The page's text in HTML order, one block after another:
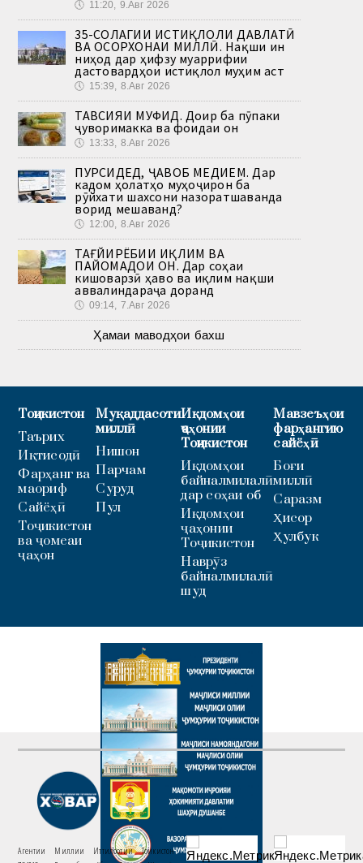
🕔 11:20, 9.Авг 2026
35-СОЛАГИИ ИСТИҚЛОЛИ ДАВЛАТӢ
ВА ОСОРХОНАИ МИЛЛӢ. Нақши ин
ниҳод дар ҳифзу муаррифии
дастовардҳои истиқлол муҳим аст
🕔 15:39, 8.Авг 2026
ТАВСИЯИ МУФИД. Доир ба пӯпаки
ҷуворимакка ва фоидаи он
🕔 13:33, 8.Авг 2026
ПУРСИДЕД, ҶАВОБ МЕДИҲЕМ. Дар
кадом ҳолатҳо муҳоҷирон ба
рӯйхати шахсони назоратшаванда
ворид мешаванд?
🕔 12:00, 8.Авг 2026
ТАҒЙИРЁБИИ ИҚЛИМ ВА
ПАЙОМАДҲОИ ОН. Дар соҳаи
кишоварзӣ ҳаво ва иқлим нақши
аввалиндараҷа доранд
🕔 09:14, 7.Авг 2026
Ҳамаи маводҳои бахш
Тоҷикистон
Таърих
Иқтисодӣ
Фарҳанг ва
маориф
Сайёҳӣ
Тоҷикистон
ва ҷомеаи
ҷаҳон
Муқаддасоти
миллӣ
Нишон
Парчам
Суруд
Пул
Иқдомҳои
ҷаҳонии
Тоҷикистон
Иқдомҳои
байналмилалӣ
дар соҳаи об
Иқдомҳои
ҷаҳонии
Тоҷикистон
Наврӯз
байналмилалӣ
шуд
Мавзеъҳои
фарҳангию
сайёҳӣ
Боғи
миллӣ
Саразм
Ҳисор
Ҳулбук
Агентии Миллии Иттилоотии Тоҷикистон